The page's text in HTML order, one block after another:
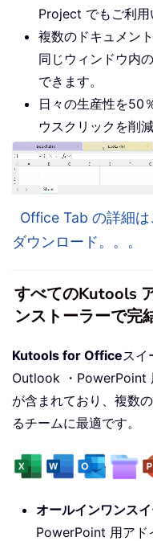
Project でもご利用
複数のドキュメン
同じウィンドウ内
できます。
日々の生産性を50
ウスクリックを削
Office Tab の詳細は
ダウンロード。。。
すべてのKutools
ンストーラーで完
Kutools for Officeスイ
Outlook ・PowerPoint
が含まれており、複数
るチームに最適です。
オールインワンスイ
PowerPoint 用ア